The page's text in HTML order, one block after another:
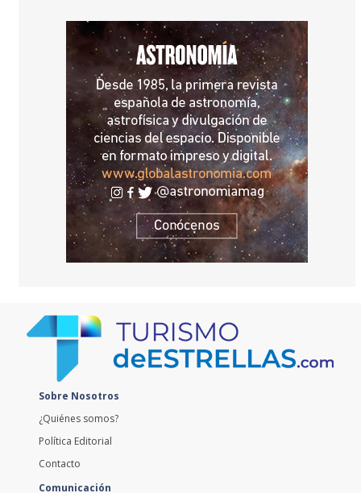
Sobre Nosotros
¿Quiénes somos?
Política Editorial
Contacto
Comunicación